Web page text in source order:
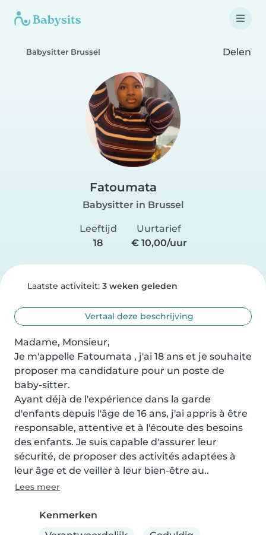
Babysitter Brussel Delen
Fatoumata
Babysitter in Brussel
Leeftijd
18
Uurtarief
€ 10,00/uur
Laatste activiteit: 3 weken geleden
Vertaal deze beschrijving
Madame, Monsieur,
Je m'appelle Fatoumata , j'ai 18 ans et je souhaite
proposer ma candidature pour un poste de
baby-sitter.
Ayant déjà de l'expérience dans la garde
d'enfants depuis l'âge de 16 ans, j'ai appris à être
responsable, attentive et à l'écoute des besoins
des enfants. Je suis capable d'assurer leur
sécurité, de proposer des activités adaptées à
leur âge et de veiller à leur bien-être au..
Lees meer
Kenmerken